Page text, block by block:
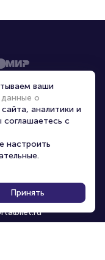
42-62
15-14
21:00,
ваши
о
аналитики и
с
настроить
Принять